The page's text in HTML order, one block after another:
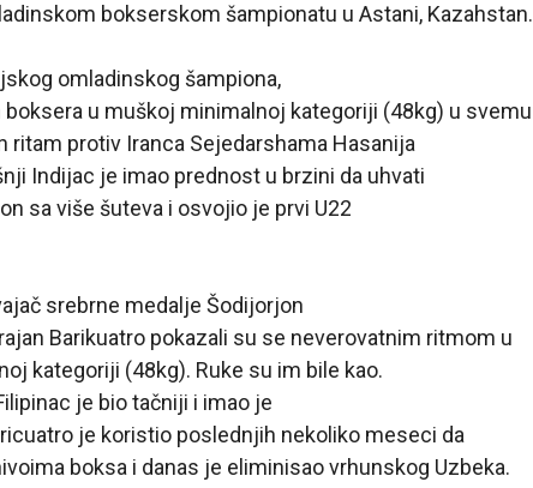
bokserskom šampionatu u Astani, Kazahstan.
omladinskog šampiona,
u muškoj minimalnoj kategoriji (48kg) u svemu
ritam protiv Iranca Sejedarshama Hasanija
Indijac je imao prednost u brzini da uhvati
sa više šuteva i osvojio je prvi U22
srebrne medalje Šodijorjon
Barikuatro pokazali su se neverovatnim ritmom u
kategoriji (48kg). Ruke su im bile kao.
je bio tačniji i imao je
je koristio poslednjih nekoliko meseci da
boksa i danas je eliminisao vrhunskog Uzbeka.